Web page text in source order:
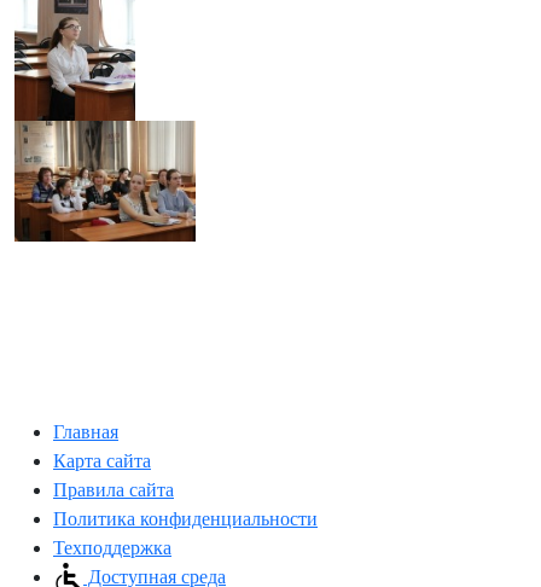
Главная
Карта сайта
Правила сайта
Политика конфиденциальности
Техподдержка
Доступная среда